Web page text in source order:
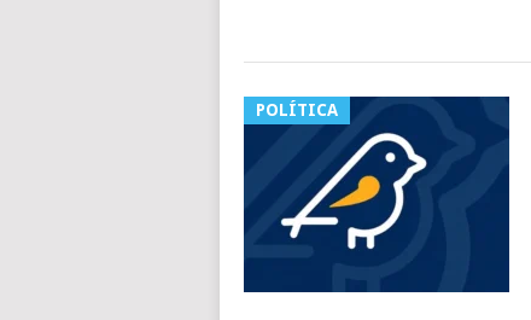
POLÍTICA